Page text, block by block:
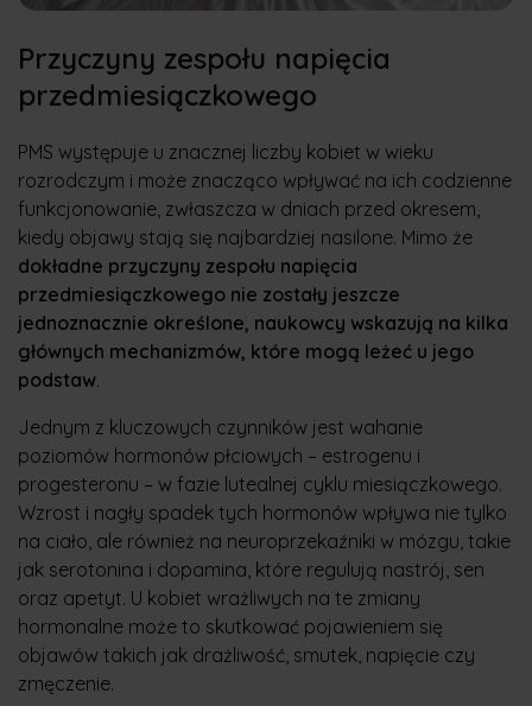
Przyczyny zespołu napięcia
przedmiesiączkowego
PMS występuje u znacznej liczby kobiet w wieku
rozrodczym i może znacząco wpływać na ich codzienne
funkcjonowanie, zwłaszcza w dniach przed okresem,
kiedy objawy stają się najbardziej nasilone. Mimo że
dokładne przyczyny zespołu napięcia
przedmiesiączkowego nie zostały jeszcze
jednoznacznie określone, naukowcy wskazują na kilka
głównych mechanizmów, które mogą leżeć u jego
podstaw.
Jednym z kluczowych czynników jest wahanie
poziomów hormonów płciowych – estrogenu i
progesteronu – w fazie lutealnej cyklu miesiączkowego.
Wzrost i nagły spadek tych hormonów wpływa nie tylko
na ciało, ale również na neuroprzekaźniki w mózgu, takie
jak serotonina i dopamina, które regulują nastrój, sen
oraz apetyt. U kobiet wrażliwych na te zmiany
hormonalne może to skutkować pojawieniem się
objawów takich jak drażliwość, smutek, napięcie czy
zmęczenie.